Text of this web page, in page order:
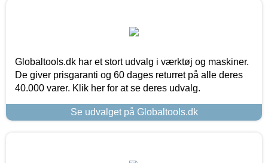
Globaltools.dk har et stort udvalg i værktøj og maskiner.
De giver prisgaranti og 60 dages returret på alle deres
40.000 varer. Klik her for at se deres udvalg.
Se udvalget på Globaltools.dk